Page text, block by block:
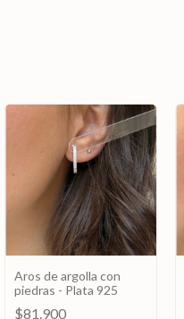
Aros de argolla con
piedras - Plata 925
$81.900